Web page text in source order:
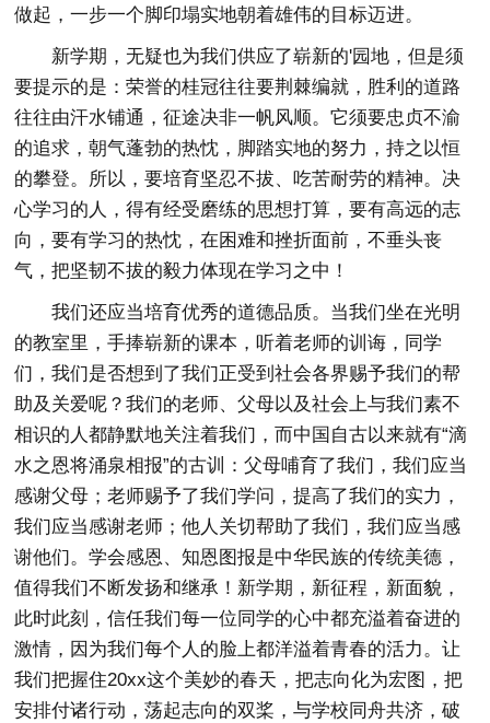
做起，一步一个脚印塌实地朝着雄伟的目标迈进。
新学期，无疑也为我们供应了崭新的'园地，但是须
要提示的是：荣誉的桂冠往往要荆棘编就，胜利的道路
往往由汗水铺通，征途决非一帆风顺。它须要忠贞不渝
的追求，朝气蓬勃的热忱，脚踏实地的努力，持之以恒
的攀登。所以，要培育坚忍不拔、吃苦耐劳的精神。决
心学习的人，得有经受磨练的思想打算，要有高远的志
向，要有学习的热忱，在困难和挫折面前，不垂头丧
气，把坚韧不拔的毅力体现在学习之中！
我们还应当培育优秀的道德品质。当我们坐在光明
的教室里，手捧崭新的课本，听着老师的训诲，同学
们，我们是否想到了我们正受到社会各界赐予我们的帮
助及关爱呢？我们的老师、父母以及社会上与我们素不
相识的人都静默地关注着我们，而中国自古以来就有“滴
水之恩将涌泉相报”的古训：父母哺育了我们，我们应当
感谢父母；老师赐予了我们学问，提高了我们的实力，
我们应当感谢老师；他人关切帮助了我们，我们应当感
谢他们。学会感恩、知恩图报是中华民族的传统美德，
值得我们不断发扬和继承！新学期，新征程，新面貌，
此时此刻，信任我们每一位同学的心中都充溢着奋进的
激情，因为我们每个人的脸上都洋溢着青春的活力。让
我们把握住20xx这个美妙的春天，把志向化为宏图，把
安排付诸行动，荡起志向的双桨，与学校同舟共济，破